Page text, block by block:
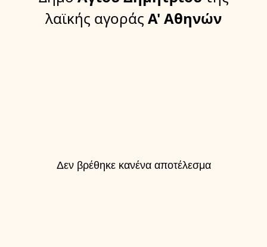
λαϊκής αγοράς Α' Αθηνών
Δεν βρέθηκε κανένα αποτέλεσμα